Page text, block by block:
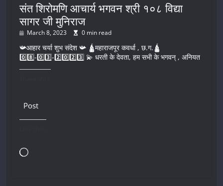
संत शिरोमणि आचार्य भगवन श्री १०८ विद्या
सागर जी मुनिराज
March 8, 2023 0 min read
📯आहार चर्या शुभ संदेश 📯 🛕महाराजपूर कवर्धा , छ.ग.🛕
0️⃣8️⃣-0️⃣3️⃣-2️⃣0️⃣2️⃣3️⃣ 💫 धरती के देवता, हम सभी के भगवन् , अनियत
Post
Loading…